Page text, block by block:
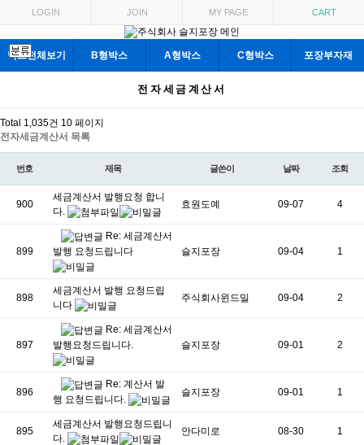
LOGIN JOIN MY PAGE CART
박스전체보기 B형박스 A형박스 C형박스 포장부자재
전자세금계산서
Total 1,035건 10 페이지
전자세금계산서 목록
번호 제목 글쓴이 날짜 조회
900
세금계산서 발행요청 합니
다.
효원도예 09-07 4
899
Re: 세금계산서
발행 요청드립니다
슬지포장 09-04 1
898
세금계산서 발행 요청드립
니다
주식회사윈드밀 09-04 2
897
Re: 세금계산서
발행요청드립니다.
슬지포장 09-01 2
896
Re: 계산서 발
행 요청드립니다.
슬지포장 09-01 1
895
세금계산서 발행요청드립니
다.
안다미로 08-30 1